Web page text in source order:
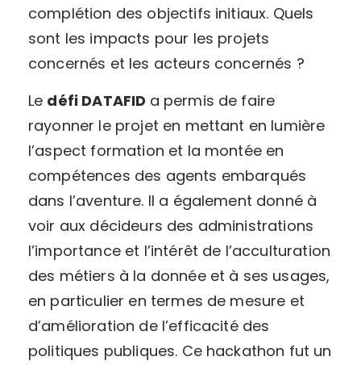
complétion des objectifs initiaux. Quels
sont les impacts pour les projets
concernés et les acteurs concernés ?
Le défi DATAFID a permis de faire
rayonner le projet en mettant en lumière
l’aspect formation et la montée en
compétences des agents embarqués
dans l’aventure. Il a également donné à
voir aux décideurs des administrations
l’importance et l’intérêt de l’acculturation
des métiers à la donnée et à ses usages,
en particulier en termes de mesure et
d’amélioration de l’efficacité des
politiques publiques. Ce hackathon fut un